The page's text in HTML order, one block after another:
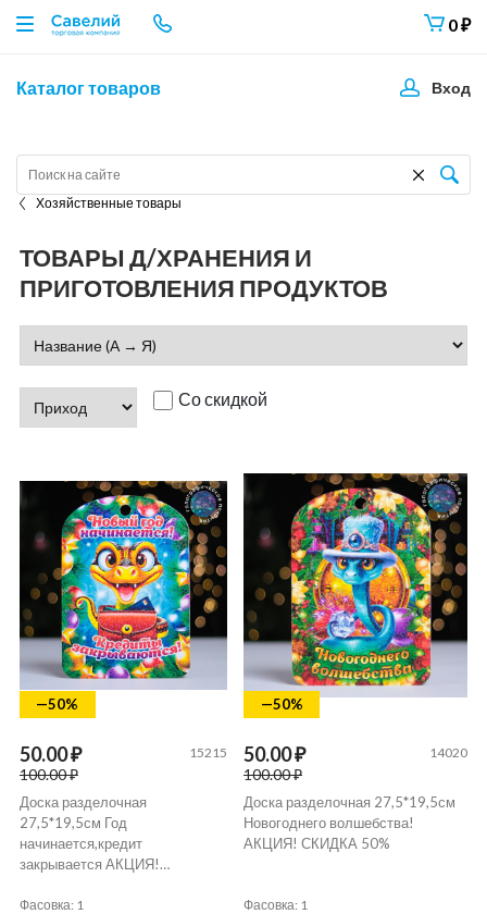
0₽
Каталог товаров Вход
Хозяйственные товары
ТОВАРЫ Д/ХРАНЕНИЯ И
ПРИГОТОВЛЕНИЯ ПРОДУКТОВ
Со скидкой
—50%
50.00 ₽
100.00 ₽
15215
Доска разделочная
27,5*19,5см Год
начинается,кредит
закрывается АКЦИЯ!…
Фасовка: 1
—50%
50.00 ₽
100.00 ₽
14020
Доска разделочная 27,5*19,5см
Новогоднего волшебства!
АКЦИЯ! СКИДКА 50%
Фасовка: 1